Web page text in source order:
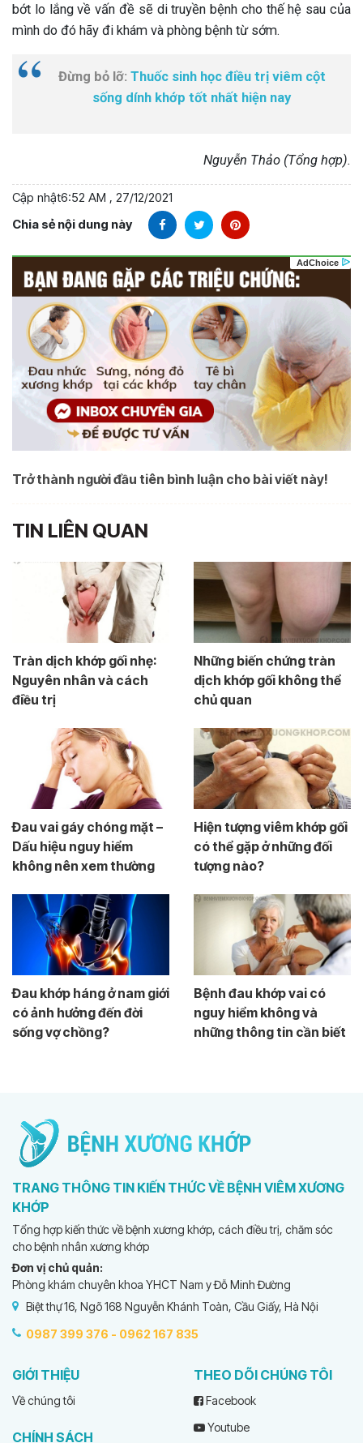
bớt lo lắng về vấn đề sẽ di truyền bệnh cho thế hệ sau của
mình do đó hãy đi khám và phòng bệnh từ sớm.
Đừng bỏ lỡ: Thuốc sinh học điều trị viêm cột
sống dính khớp tốt nhất hiện nay
Nguyễn Thảo (Tổng hợp).
Cập nhật6:52 AM , 27/12/2021
Chia sẻ nội dung này
Trở thành người đầu tiên bình luận cho bài viết này!
TIN LIÊN QUAN
Tràn dịch khớp gối nhẹ:
Nguyên nhân và cách
điều trị
Những biến chứng tràn
dịch khớp gối không thể
chủ quan
Đau vai gáy chóng mặt –
Dấu hiệu nguy hiểm
không nên xem thường
Hiện tượng viêm khớp gối
có thể gặp ở những đối
tượng nào?
Đau khớp háng ở nam giới
có ảnh hưởng đến đời
sống vợ chồng?
Bệnh đau khớp vai có
nguy hiểm không và
những thông tin cần biết
TRANG THÔNG TIN KIẾN THỨC VỀ BỆNH VIÊM XƯƠNG
KHỚP
Tổng hợp kiến thức về bệnh xương khớp, cách điều trị, chăm sóc
cho bệnh nhân xương khớp
Đơn vị chủ quản:
Phòng khám chuyên khoa YHCT Nam y Đỗ Minh Đường
Biệt thự 16, Ngõ 168 Nguyễn Khánh Toàn, Cầu Giấy, Hà Nội
0987 399 376 - 0962 167 835
GIỚI THIỆU
Về chúng tôi
CHÍNH SÁCH
THEO DÕI CHÚNG TÔI
Facebook
Youtube